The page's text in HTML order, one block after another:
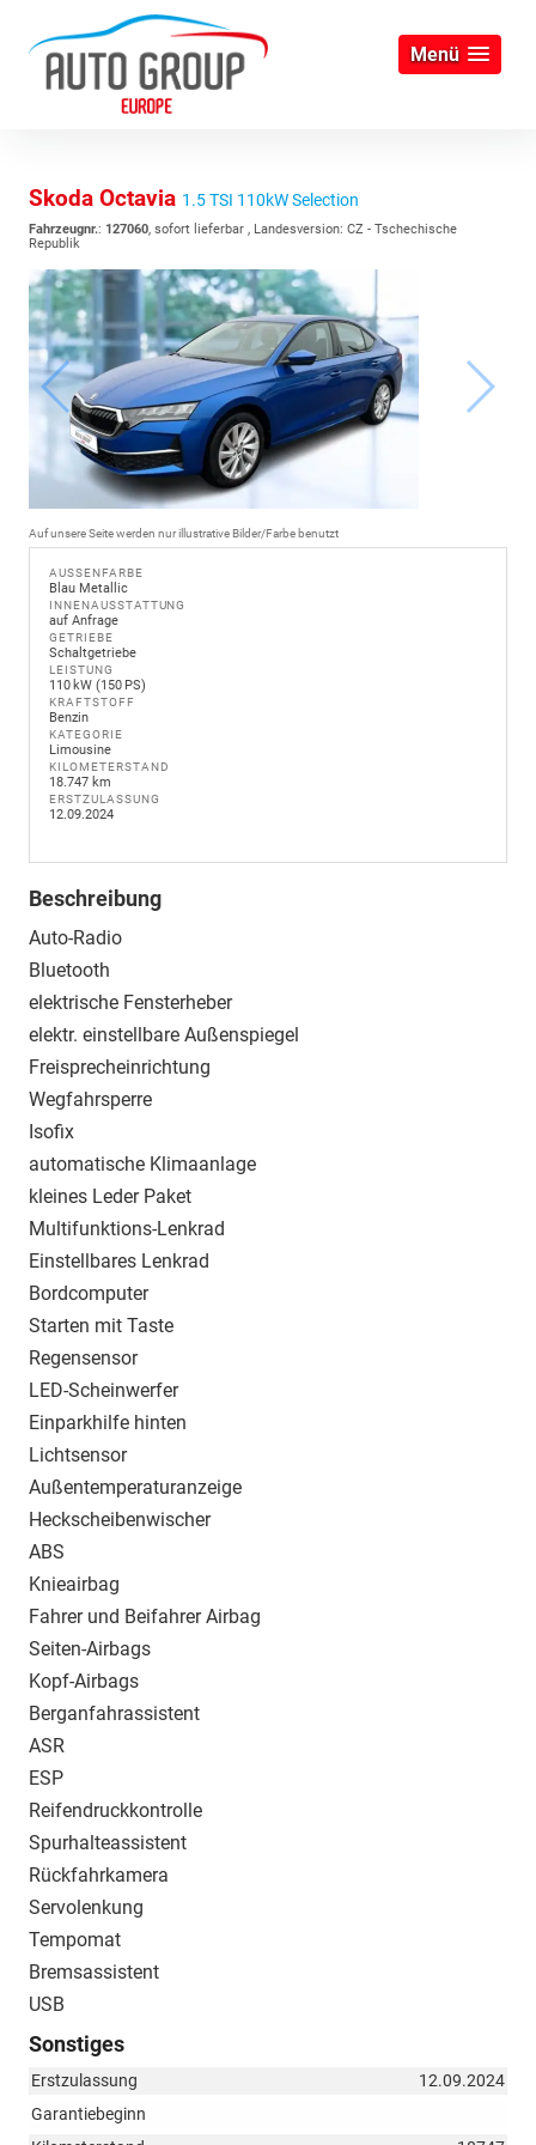
Menü
Skoda Octavia 1.5 TSI 110kW Selection
Fahrzeugnr.: 127060, sofort lieferbar , Landesversion: CZ - Tschechische
Republik
Auf unsere Seite werden nur illustrative Bilder/Farbe benutzt
AUSSENFARBE
Blau Metallic
INNENAUSSTATTUNG
auf Anfrage
GETRIEBE
Schaltgetriebe
LEISTUNG
110 kW (150 PS)
KRAFTSTOFF
Benzin
KATEGORIE
Limousine
KILOMETERSTAND
18.747 km
ERSTZULASSUNG
12.09.2024
Beschreibung
Auto-Radio
Bluetooth
elektrische Fensterheber
elektr. einstellbare Außenspiegel
Freisprecheinrichtung
Wegfahrsperre
Isofix
automatische Klimaanlage
kleines Leder Paket
Multifunktions-Lenkrad
Einstellbares Lenkrad
Bordcomputer
Starten mit Taste
Regensensor
LED-Scheinwerfer
Einparkhilfe hinten
Lichtsensor
Außentemperaturanzeige
Heckscheibenwischer
ABS
Knieairbag
Fahrer und Beifahrer Airbag
Seiten-Airbags
Kopf-Airbags
Berganfahrassistent
ASR
ESP
Reifendruckkontrolle
Spurhalteassistent
Rückfahrkamera
Servolenkung
Tempomat
Bremsassistent
USB
Sonstiges
Erstzulassung
12.09.2024
Garantiebeginn